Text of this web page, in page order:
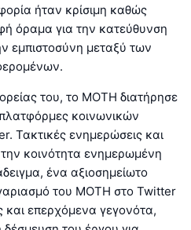
ήταν κρίσιμη καθώς
όραμα για την κατεύθυνση
εμπιστοσύνη μεταξύ των
του, το MOTH διατήρησε
κοινωνικών
Τακτικές ενημερώσεις και
κοινότητα ενημερωμένη
ένα αξιοσημείωτο
του MOTH στο Twitter
και επερχόμενα γεγονότα,